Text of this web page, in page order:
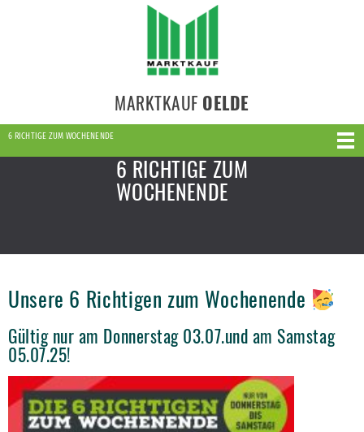
MARKTKAUF OELDE
6 RICHTIGE ZUM WOCHENENDE
6 RICHTIGE ZUM
WOCHENENDE
Unsere 6 Richtigen zum Wochenende
Gültig nur am Donnerstag 03.07.und am Samstag
05.07.25!